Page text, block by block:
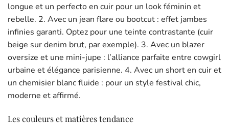
longue et un perfecto en cuir pour un look féminin et
rebelle. 2. Avec un jean flare ou bootcut : effet jambes
infinies garanti. Optez pour une teinte contrastante (cuir
beige sur denim brut, par exemple). 3. Avec un blazer
oversize et une mini-jupe : l’alliance parfaite entre cowgirl
urbaine et élégance parisienne. 4. Avec un short en cuir et
un chemisier blanc fluide : pour un style festival chic,
moderne et affirmé.
Les couleurs et matières tendance